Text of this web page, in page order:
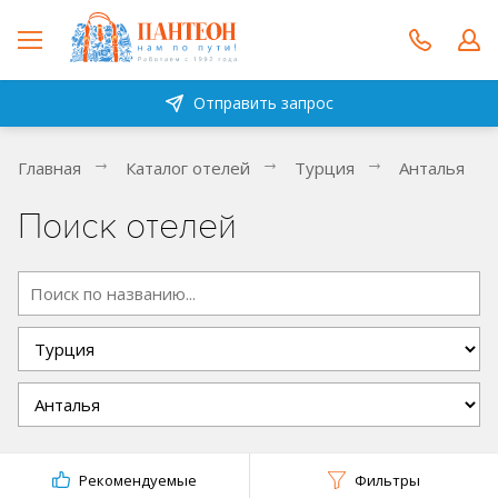
Отправить запрос
Главная Каталог отелей Турция Анталья
Поиск отелей
Рекомендуемые Фильтры